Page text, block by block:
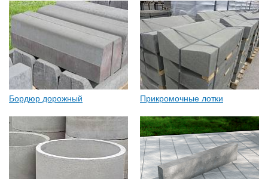
Бордюр дорожный Прикромочные лотки